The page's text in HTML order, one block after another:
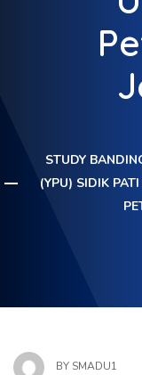
STUDY
(YPU) SIDIK
BY SMADU1